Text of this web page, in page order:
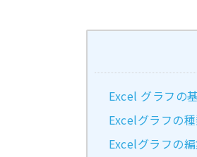
Excel グラフの
Excelグラフの
Excelグラフの